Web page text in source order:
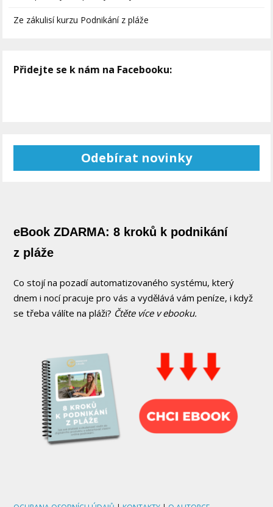
Ze zákulisí kurzu Podnikání z pláže
Přidejte se k nám na Facebooku:
Odebírat novinky
eBook ZDARMA: 8 kroků k podnikání
z pláže
Co stojí na pozadí automatizovaného systému, který
dnem i nocí pracuje pro vás a vydělává vám peníze, i když
se třeba válíte na pláži? Čtěte více v ebooku.